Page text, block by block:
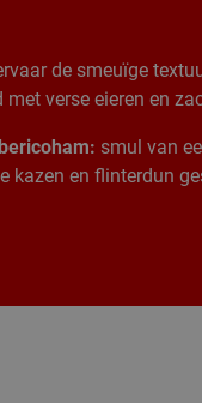
de smeuïge
verse eieren en
smul van
kazen en flinterdun